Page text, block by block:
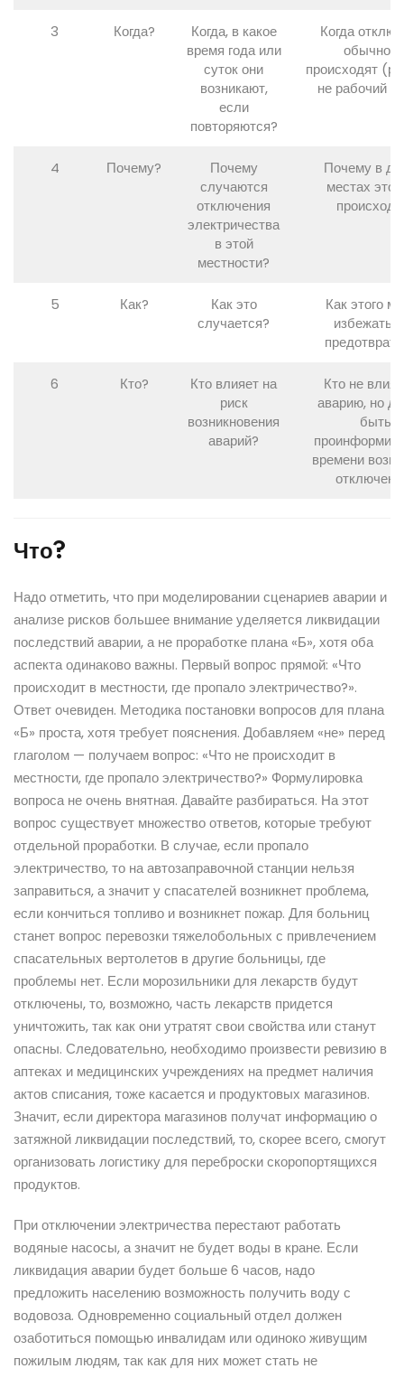
3 Когда?
Когда, в какое
время года или
суток они
возникают,
если
повторяются?
Когда
обычно
происходят
не рабочий
4 Почему?
Почему
случаются
отключения
электричества
в этой
местности?
Почему в
местах
5 Как?
Как это
случается?
Как этого
избежать
6 Кто?
Кто влияет на
риск
возникновения
аварий?
Кто не
аварию, но
быть
времени
Что?
Надо отметить, что при моделировании сценариев аварии и
анализе рисков большее внимание уделяется ликвидации
последствий аварии, а не проработке плана «Б», хотя оба
аспекта одинаково важны. Первый вопрос прямой: «Что
происходит в местности, где пропало электричество?».
Ответ очевиден. Методика постановки вопросов для плана
«Б» проста, хотя требует пояснения. Добавляем «не» перед
глаголом — получаем вопрос: «Что не происходит в
местности, где пропало электричество?» Формулировка
вопроса не очень внятная. Давайте разбираться. На этот
вопрос существует множество ответов, которые требуют
отдельной проработки. В случае, если пропало
электричество, то на автозаправочной станции нельзя
заправиться, а значит у спасателей возникнет проблема,
если кончиться топливо и возникнет пожар. Для больниц
станет вопрос перевозки тяжелобольных с привлечением
спасательных вертолетов в другие больницы, где
проблемы нет. Если морозильники для лекарств будут
отключены, то, возможно, часть лекарств придется
уничтожить, так как они утратят свои свойства или станут
опасны. Следовательно, необходимо произвести ревизию в
аптеках и медицинских учреждениях на предмет наличия
актов списания, тоже касается и продуктовых магазинов.
Значит, если директора магазинов получат информацию о
затяжной ликвидации последствий, то, скорее всего, смогут
организовать логистику для переброски скоропортящихся
продуктов.
При отключении электричества перестают работать
водяные насосы, а значит не будет воды в кране. Если
ликвидация аварии будет больше 6 часов, надо
предложить населению возможность получить воду с
водовоза. Одновременно социальный отдел должен
озаботиться помощью инвалидам или одиноко живущим
пожилым людям, так как для них может стать не